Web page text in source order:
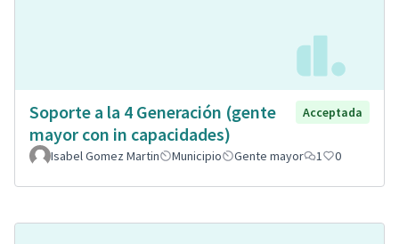
Soporte a la 4 Generación (gente
mayor con in capacidades)
Acceptada
Isabel Gomez Martin Municipio Gente mayor 1 0